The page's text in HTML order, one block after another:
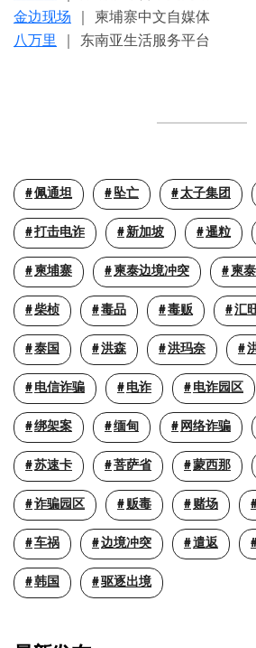
金边现场 ｜ 柬埔寨中文自媒体
八万里
｜ 东南亚生活服务平台
佩通坦 坠亡 太子集团
打击电诈 新加坡 暹粒
柬埔寨 柬泰边境冲突 柬
柴桢 毒品 毒贩 汇
泰国 洪森 洪玛奈
电信诈骗 电诈 电诈园区
绑架案 缅甸 网络诈骗
苏速卡 菩萨省 蒙西那
诈骗园区 贩毒 赌场
车祸 边境冲突 遣返
韩国 驱逐出境